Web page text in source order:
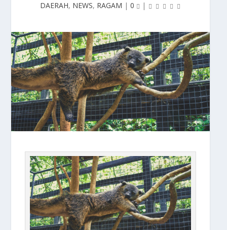
DAERAH, NEWS, RAGAM | 0 |